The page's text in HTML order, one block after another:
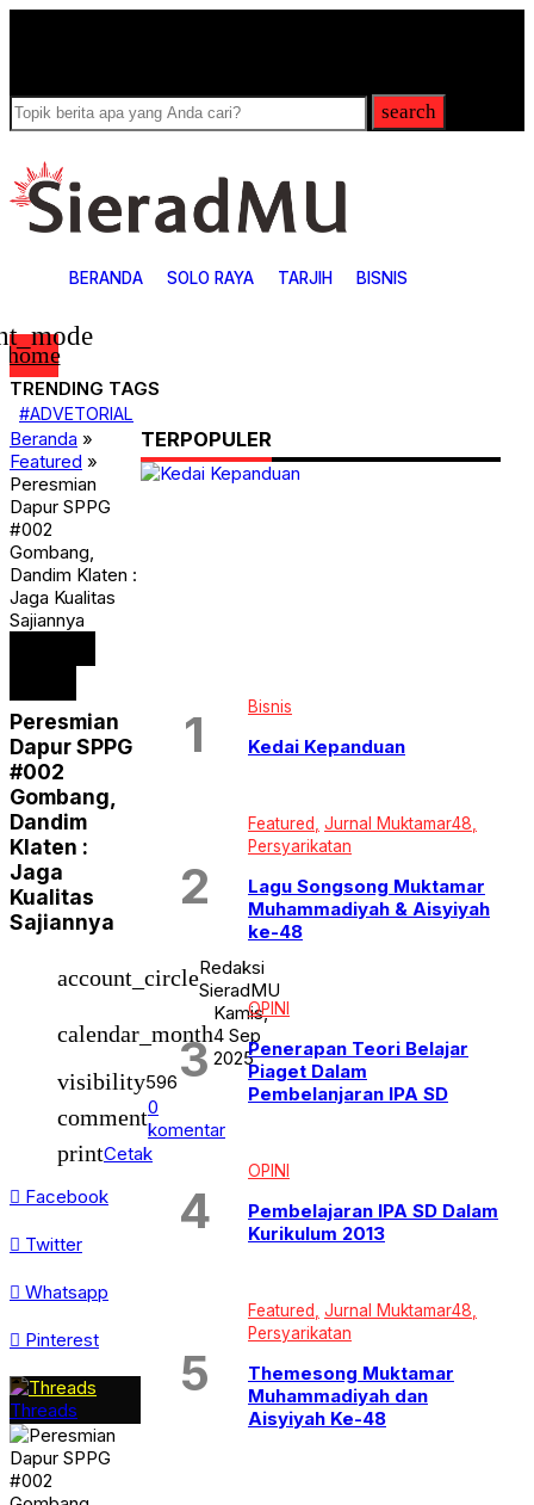
search
BERANDA SOLO RAYA TARJIH BISNIS
home
4
ADVETORIAL
ARTIKEL
Bisnis
Covid-19
Featured
HUKUM & KRIMINAL
Jurnal Muktamar48
JURNAL MUSYDA XIV
KHASANAH RAMADHAN
KIPRAH
Klaten Terkini
KULINER
LEBARAN SEHAT DAN AMAN
News
Opini Kiprah
PAGELARAN
PATROLI
PEMILUSERENTAK2024
Persyarikatan
public
REPORTASE HAJI
SEPUTAR JOGJA
SPORT
Uncategorized
WISATA & KULINER
TRENDING TAGS
#ADVETORIAL
Beranda »
Featured »
Peresmian
Dapur SPPG
#002
Gombang,
Dandim Klaten :
Jaga Kualitas
Sajiannya
Peresmian
Dapur SPPG
#002
Gombang,
Dandim
Klaten :
Jaga
Kualitas
Sajiannya
account_circleRedaksi
SieradMU
calendar_month
Kamis,
4 Sep
2025
visibility596
comment0
komentar
printCetak
Facebook
Twitter
Whatsapp
Pinterest
Threads
TERPOPULER
Bisnis
Kedai Kepanduan
Featured Jurnal Muktamar48
Persyarikatan
Lagu Songsong Muktamar
Muhammadiyah & Aisyiyah
ke-48
OPINI
Penerapan Teori Belajar
Piaget Dalam
Pembelanjaran IPA SD
OPINI
Pembelajaran IPA SD Dalam
Kurikulum 2013
Featured Jurnal Muktamar48
Persyarikatan
Themesong Muktamar
Muhammadiyah dan
Aisyiyah Ke-48